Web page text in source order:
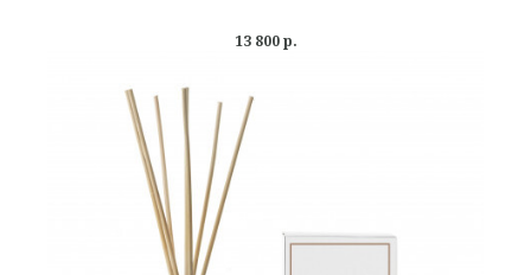
13 800 р.